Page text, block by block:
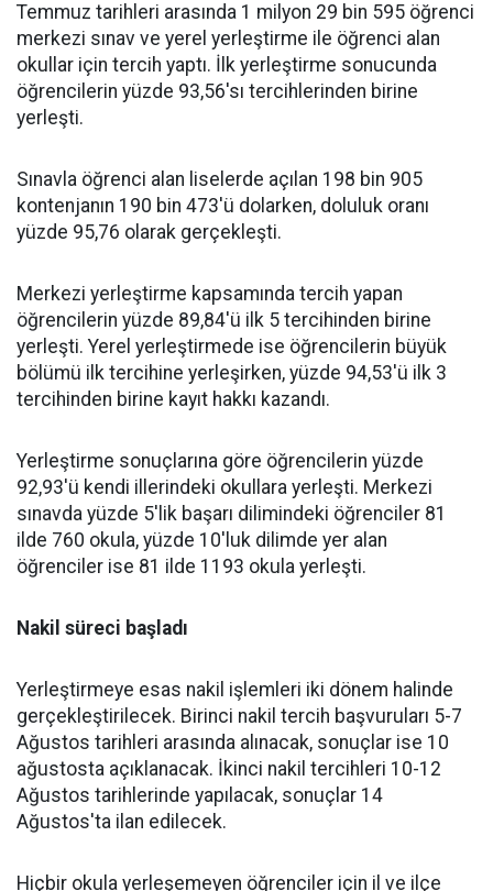
Temmuz tarihleri arasında 1 milyon 29 bin 595 öğrenci
merkezi sınav ve yerel yerleştirme ile öğrenci alan
okullar için tercih yaptı. İlk yerleştirme sonucunda
öğrencilerin yüzde 93,56'sı tercihlerinden birine
yerleşti.
Sınavla öğrenci alan liselerde açılan 198 bin 905
kontenjanın 190 bin 473'ü dolarken, doluluk oranı
yüzde 95,76 olarak gerçekleşti.
Merkezi yerleştirme kapsamında tercih yapan
öğrencilerin yüzde 89,84'ü ilk 5 tercihinden birine
yerleşti. Yerel yerleştirmede ise öğrencilerin büyük
bölümü ilk tercihine yerleşirken, yüzde 94,53'ü ilk 3
tercihinden birine kayıt hakkı kazandı.
Yerleştirme sonuçlarına göre öğrencilerin yüzde
92,93'ü kendi illerindeki okullara yerleşti. Merkezi
sınavda yüzde 5'lik başarı dilimindeki öğrenciler 81
ilde 760 okula, yüzde 10'luk dilimde yer alan
öğrenciler ise 81 ilde 1193 okula yerleşti.
Nakil süreci başladı
Yerleştirmeye esas nakil işlemleri iki dönem halinde
gerçekleştirilecek. Birinci nakil tercih başvuruları 5-7
Ağustos tarihleri arasında alınacak, sonuçlar ise 10
ağustosta açıklanacak. İkinci nakil tercihleri 10-12
Ağustos tarihlerinde yapılacak, sonuçlar 14
Ağustos'ta ilan edilecek.
Hiçbir okula yerleşemeyen öğrenciler için il ve ilçe